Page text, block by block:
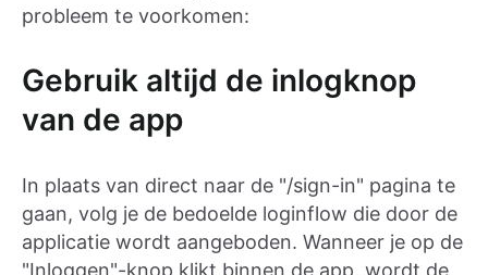
probleem te voorkomen:
Gebruik altijd de inlogknop
van de app
In plaats van direct naar de "/sign-in" pagina te
gaan, volg je de bedoelde loginflow die door de
applicatie wordt aangeboden. Wanneer je op de
"Inloggen"-knop klikt binnen de app, wordt de